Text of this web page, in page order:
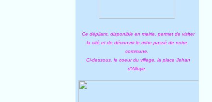
Ce dépliant, disponible en mairie, permet de visiter
la cité et de découvrir le riche passé de notre
commune.
Ci-dessous, le coeur du village, la place Jehan
d'Alluye.